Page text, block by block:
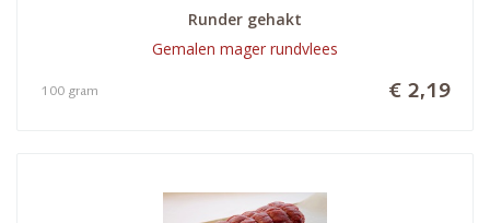
Runder gehakt
Gemalen mager rundvlees
€ 2,19
100 gram